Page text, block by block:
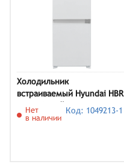
Холодильник
встраиваемый Hyundai HBR
1788, белый
Нет
в наличии
Код: 1049213-1